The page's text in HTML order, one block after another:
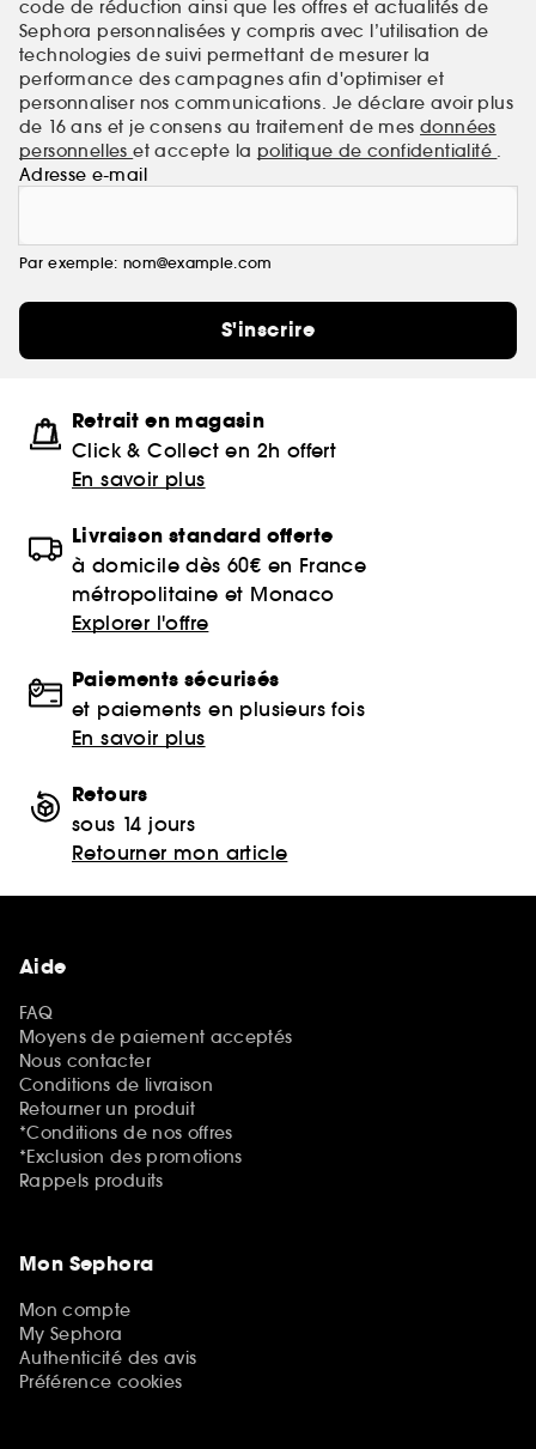
code de réduction ainsi que les offres et actualités de
Sephora personnalisées y compris avec l’utilisation de
technologies de suivi permettant de mesurer la
performance des campagnes afin d'optimiser et
personnaliser nos communications. Je déclare avoir plus
de 16 ans et je consens au traitement de mes données
personnelleset accepte la politique de confidentialité .
Adresse e-mail
Par exemple: nom@example.com
S'inscrire
Retrait en magasin
Click & Collect en 2h offert
En savoir plus
Livraison standard offerte
à domicile dès 60€ en France
métropolitaine et Monaco
Explorer l'offre
Paiements sécurisés
et paiements en plusieurs fois
En savoir plus
Retours
sous 14 jours
Retourner mon article
Aide
FAQ
Moyens de paiement acceptés
Nous contacter
Conditions de livraison
Retourner un produit
*Conditions de nos offres
*Exclusion des promotions
Rappels produits
Mon Sephora
Mon compte
My Sephora
Authenticité des avis
Préférence cookies